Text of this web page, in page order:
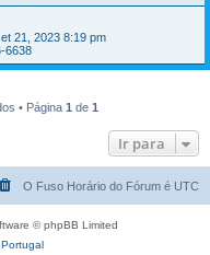
21, 2023 8:19 pm
6638
• Página 1 de 1
Ir para
O Fuso Horário do Fórum é UTC
© phpBB Limited